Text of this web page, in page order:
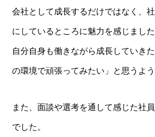
お問合せ
会社として成長するだけではなく、
にしているところに魅力を感じました
自分自身も働きながら成長していき
の環境で頑張ってみたい」と思うよう
また、面談や選考を通して感じた社
でした。